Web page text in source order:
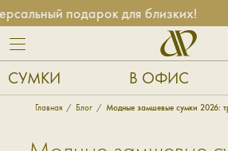
подарок для близких!
СУМКИ В ОФИС
Главная Блог Модные замшевые сумки 2026: